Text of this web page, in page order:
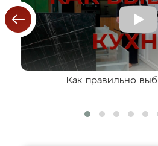
Как правильно